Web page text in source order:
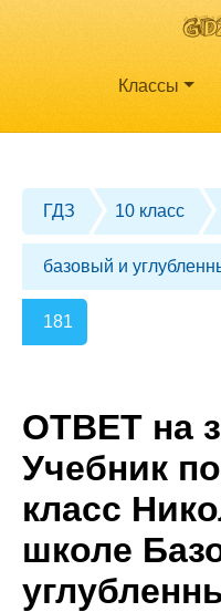
Классы
ГДЗ 10 класс
базовый и
181
ОТВЕТ на
Учебник
класс
школе